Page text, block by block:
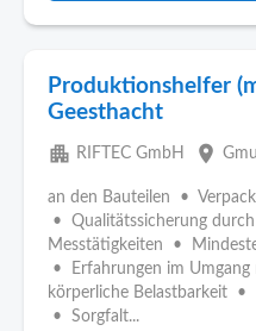
Produktionshelfer
Geesthacht
apartment RIFTEC GmbH place
an den Bauteilen •
• Qualitätssicherung
Messtätigkeiten •
• Erfahrungen im Umgang
körperliche Belastbarkeit •
• Sorgfalt...